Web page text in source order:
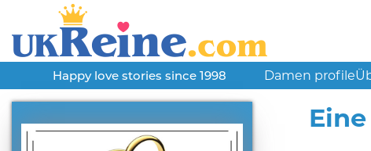
Happy love stories since 1998 Damen profile